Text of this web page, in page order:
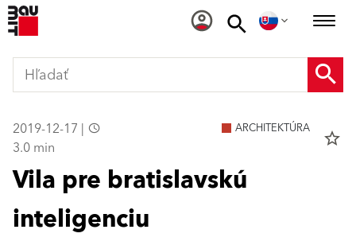
2019-12-17 |
3.0 min
ARCHITEKTÚRA
star_border
Vila pre bratislavskú
inteligenciu